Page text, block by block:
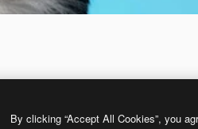
By clicking “Accept All Cookies”, you